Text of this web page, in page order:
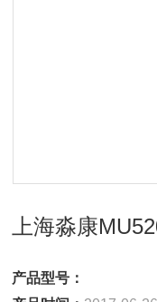
上海淼康
产品型号：